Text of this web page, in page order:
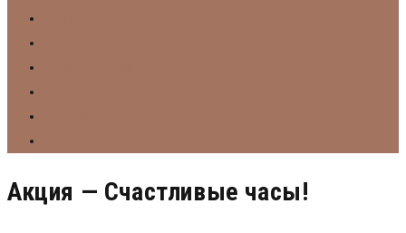
Акция — Счастливые часы!